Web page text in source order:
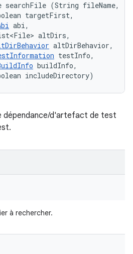
(String fileName,
targetFirst,
abi,
altDirs,
altDirBehavior,
testInfo,
buildInfo,
includeDirectory)
dépendance/d'artefact de test
à rechercher.